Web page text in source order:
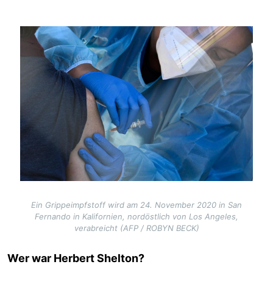
Image
Ein Grippeimpfstoff wird am 24. November 2020 in San
Fernando in Kalifornien, nordöstlich von Los Angeles,
verabreicht (AFP / ROBYN BECK)
Wer war Herbert Shelton?